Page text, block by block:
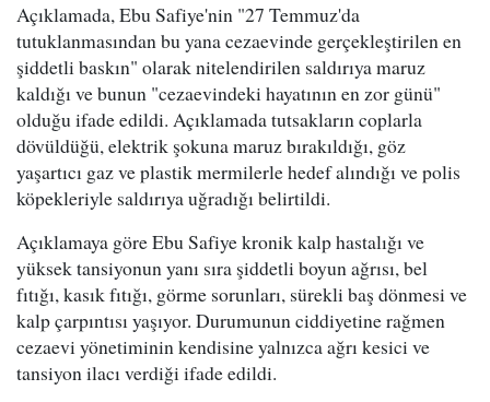
Açıklamada, Ebu Safiye'nin "27 Temmuz'da
tutuklanmasından bu yana cezaevinde gerçekleştirilen en
şiddetli baskın" olarak nitelendirilen saldırıya maruz
kaldığı ve bunun "cezaevindeki hayatının en zor günü"
olduğu ifade edildi. Açıklamada tutsakların coplarla
dövüldüğü, elektrik şokuna maruz bırakıldığı, göz
yaşartıcı gaz ve plastik mermilerle hedef alındığı ve polis
köpekleriyle saldırıya uğradığı belirtildi.
Açıklamaya göre Ebu Safiye kronik kalp hastalığı ve
yüksek tansiyonun yanı sıra şiddetli boyun ağrısı, bel
fıtığı, kasık fıtığı, görme sorunları, sürekli baş dönmesi ve
kalp çarpıntısı yaşıyor. Durumunun ciddiyetine rağmen
cezaevi yönetiminin kendisine yalnızca ağrı kesici ve
tansiyon ilacı verdiği ifade edildi.